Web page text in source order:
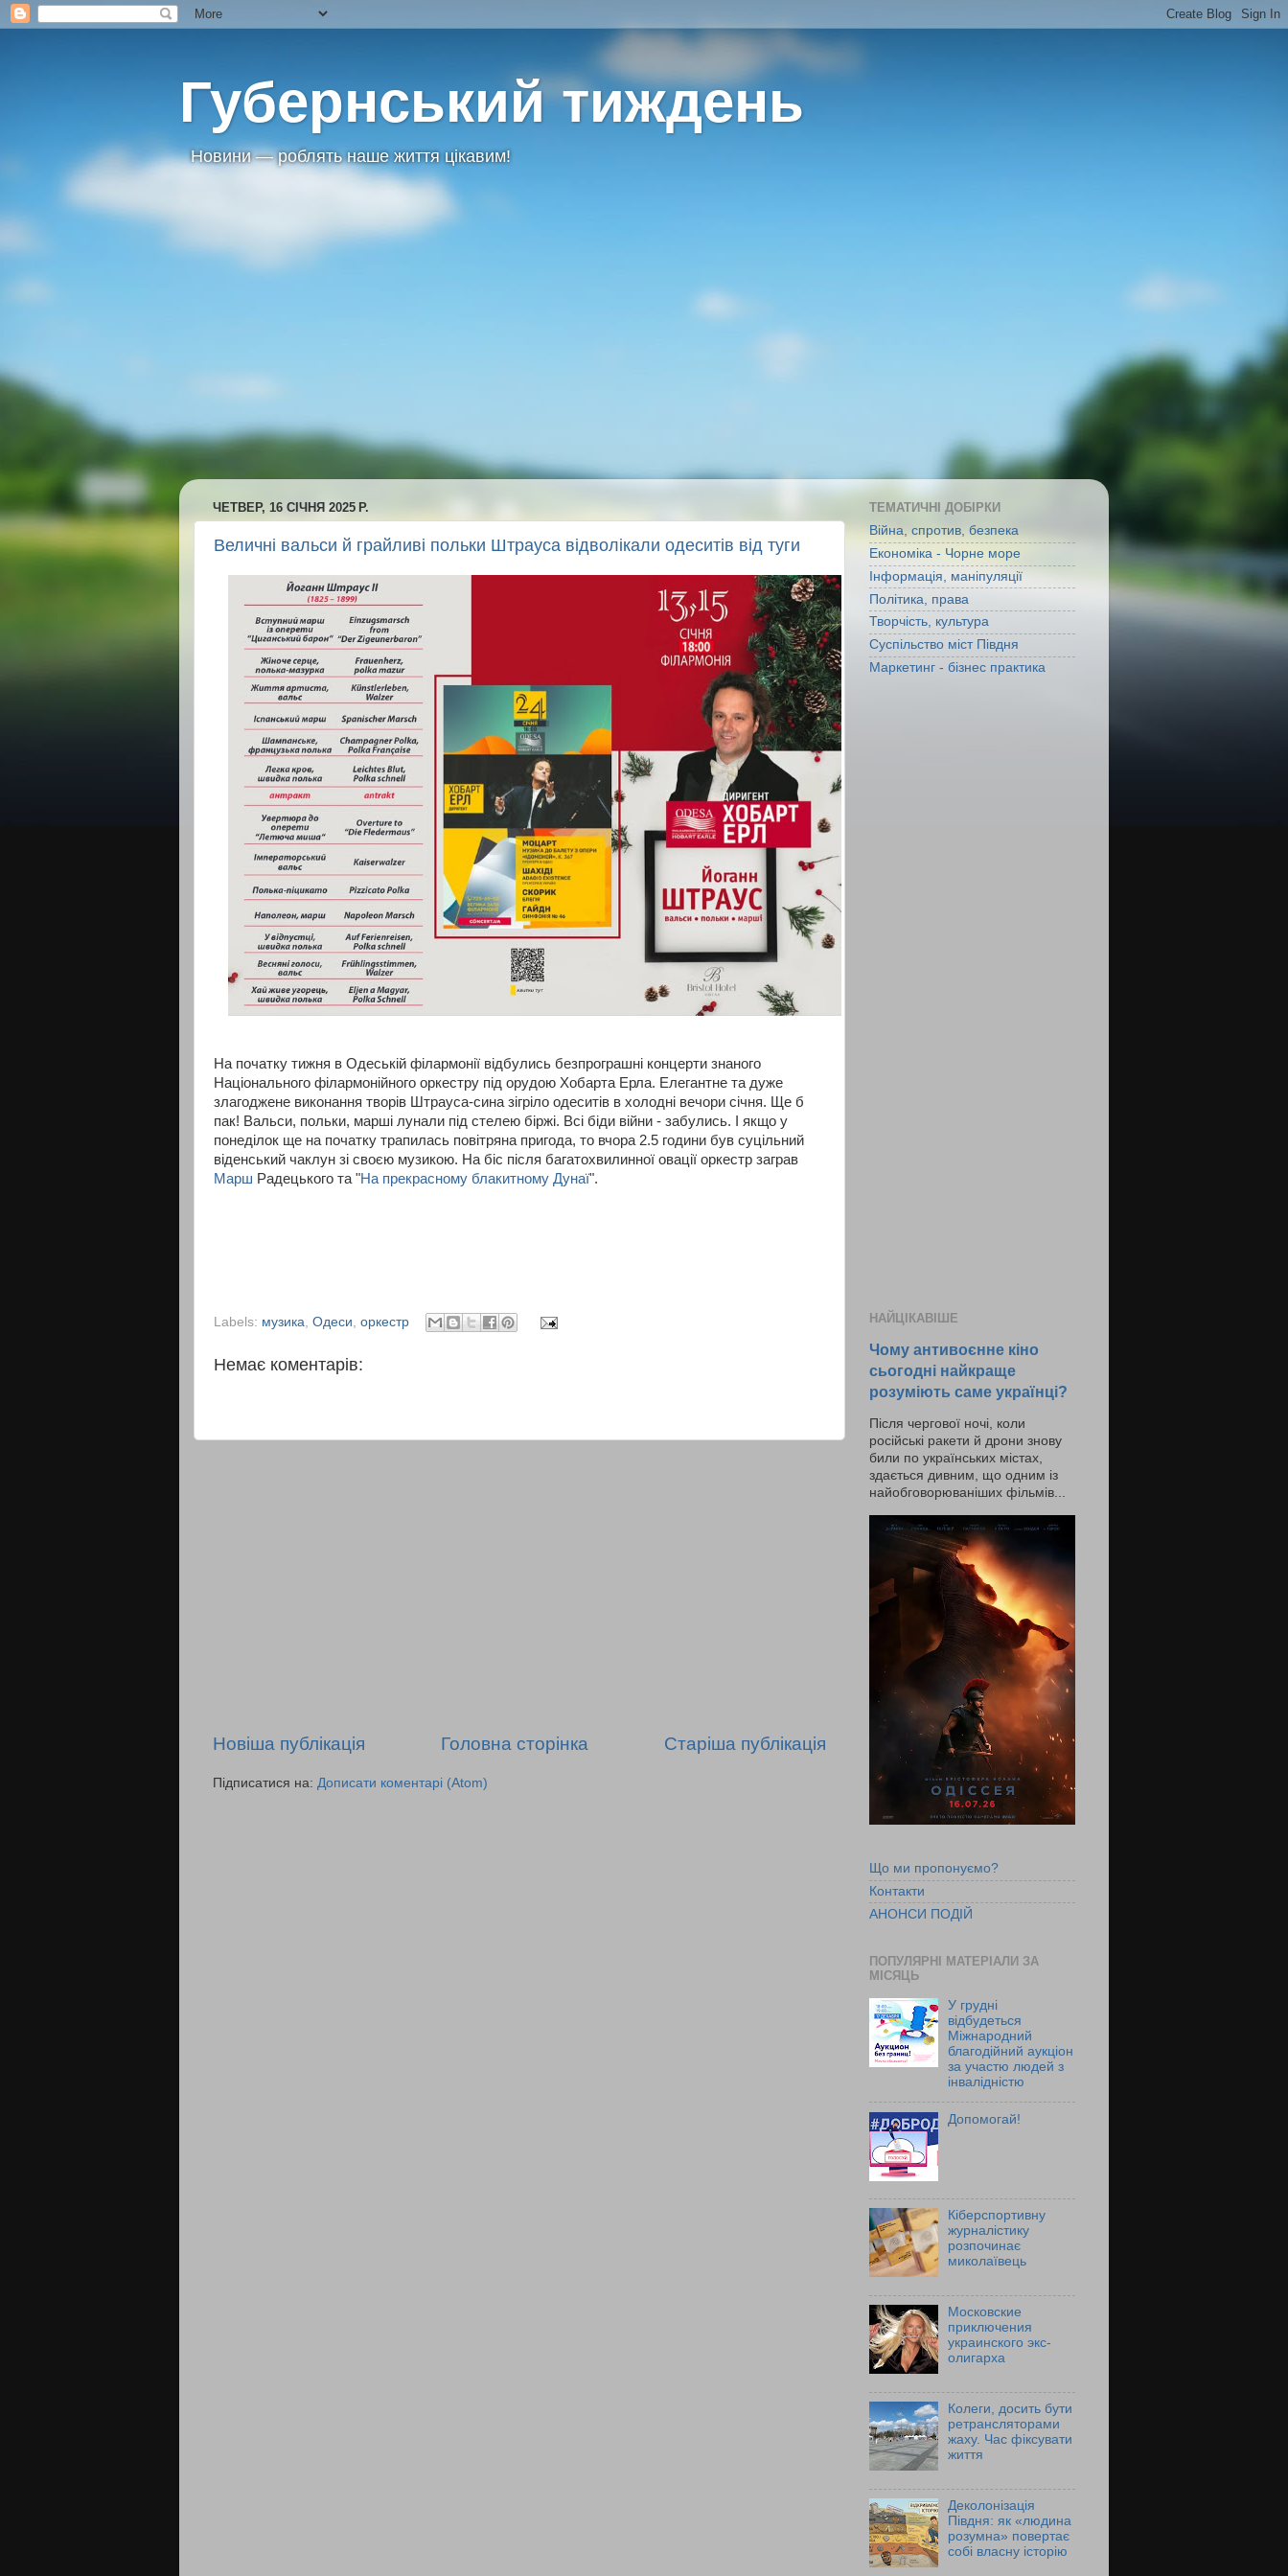
Губернський тиждень
Новини — роблять наше життя цікавим!
ЧЕТВЕР, 16 СІЧНЯ 2025 Р.
Величні вальси й грайливі польки Штрауса відволікали одеситів від туги
На початку тижня в Одеській філармонії відбулись безпрограшні концерти знаного
Національного філармонійного оркестру під орудою Хобарта Ерла. Елегантне та дуже
злагоджене виконання творів Штрауса-сина зігріло одеситів в холодні вечори січня. Ще б
пак! Вальси, польки, марші лунали під стелею біржі. Всі біди війни - забулись. І якщо у
понеділок ще на початку трапилась повітряна пригода, то вчора 2.5 години був суцільний
віденський чаклун зі своєю музикою. На біс після багатохвилинної овації оркестр заграв
Марш Радецького та "На прекрасному блакитному Дунаї".
Labels: музика Одеси оркестр
Немає коментарів:
Новіша публікація Старіша публікація
Головна сторінка
Підписатися на: Дописати коментарі (Atom)
ТЕМАТИЧНІ ДОБІРКИ
Війна, спротив, безпека
Економіка - Чорне море
Інформація, маніпуляції
Політика, права
Творчість, культура
Суспільство міст Півдня
Маркетинг - бізнес практика
НАЙЦІКАВІШЕ
Чому антивоєнне кіно
сьогодні найкраще
розуміють саме українці?
Після чергової ночі, коли
російські ракети й дрони знову
били по українських містах,
здається дивним, що одним із
найобговорюваніших фільмів...
Що ми пропонуємо?
Контакти
АНОНСИ ПОДІЙ
ПОПУЛЯРНІ МАТЕРІАЛИ ЗА
МІСЯЦЬ
У грудні
відбудеться
Міжнародний
благодійний аукціон
за участю людей з
інвалідністю
Допомогай!
Кіберспортивну
журналістику
розпочинає
миколаївець
Московские
приключения
украинского экс-
олигарха
Колеги, досить бути
ретрансляторами
жаху. Час фіксувати
життя
Деколонізація
Півдня: як «людина
розумна» повертає
собі власну історію